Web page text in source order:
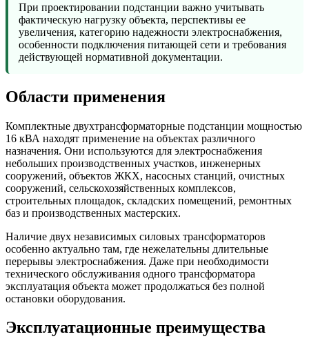
При проектировании подстанции важно учитывать
фактическую нагрузку объекта, перспективы ее
увеличения, категорию надежности электроснабжения,
особенности подключения питающей сети и требования
действующей нормативной документации.
Области применения
Комплектные двухтрансформаторные подстанции мощностью
16 кВА находят применение на объектах различного
назначения. Они используются для электроснабжения
небольших производственных участков, инженерных
сооружений, объектов ЖКХ, насосных станций, очистных
сооружений, сельскохозяйственных комплексов,
строительных площадок, складских помещений, ремонтных
баз и производственных мастерских.
Наличие двух независимых силовых трансформаторов
особенно актуально там, где нежелательны длительные
перерывы электроснабжения. Даже при необходимости
технического обслуживания одного трансформатора
эксплуатация объекта может продолжаться без полной
остановки оборудования.
Эксплуатационные преимущества